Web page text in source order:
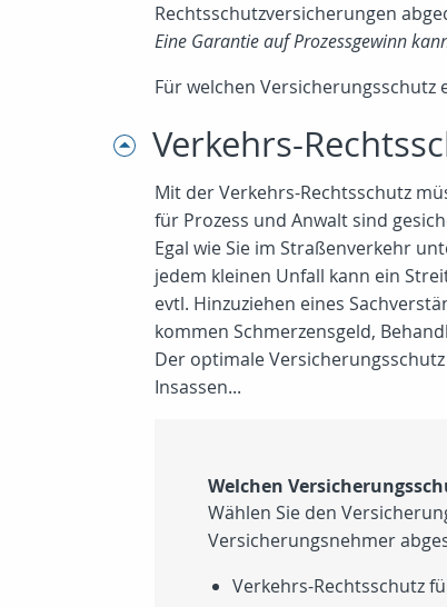
Rechtsschutzversicherungen
Eine Garantie auf Prozessgewinn
Für welchen Versicherungsschutz
Verkehrs-
Mit der Verkehrs-Rechtsschutz
für Prozess und Anwalt sind
Egal wie Sie im Straßenverkehr
jedem kleinen Unfall kann ein
evtl. Hinzuziehen eines
kommen Schmerzensgeld,
Der optimale
Insassen...
Welchen
Wählen Sie den
Versicherungsnehmer
Verkehrs-Rechtsschutz